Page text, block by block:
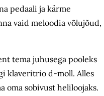
pedaali ja kärme
vaid meloodia võlujõud,
tema juhusega pooleks
klaveritrio d-moll. Alles
oma sobivust heliloojaks.